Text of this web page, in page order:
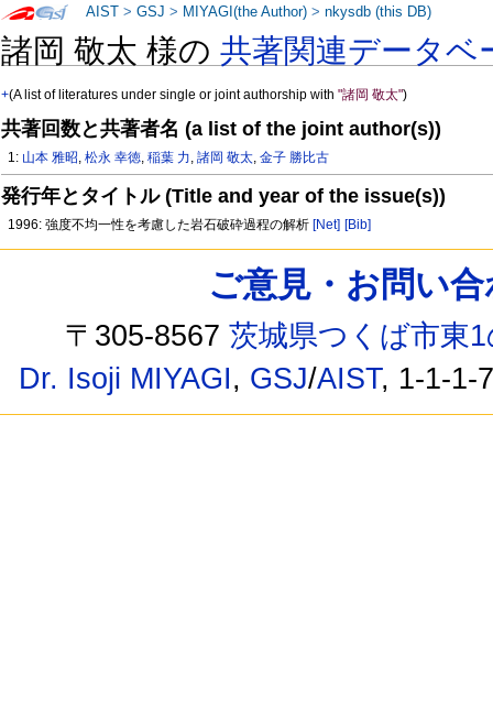
諸岡 敬太 様の共著関連データベ
+(A list of literatures under single or joint authorship with"諸岡 敬太")
共著回数と共著者名 (a list of the joint author(s))
1: 山本 雅昭,松永 幸徳,稲葉 力,諸岡 敬太,金子 勝比古
発行年とタイトル (Title and year of the issue(s))
1996: 強度不均一性を考慮した岩石破砕過程の解析 [Net] [Bib]
AIST >GSJ > MIYAGI(the Author) >nkysdb (this DB)
ご意見・お問い
〒305-8567茨城県つくば市東
Dr. Isoji MIYAGI, GSJ/AIST, 1-1-1-